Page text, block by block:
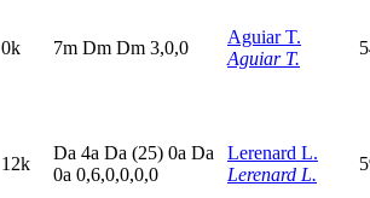
0k 7m Dm Dm 3,0,0
Aguiar T.
Aguiar T.
12k
Da 4a Da (25) 0a Da
0a 0,6,0,0,0,0
Lerenard L.
Lerenard L.